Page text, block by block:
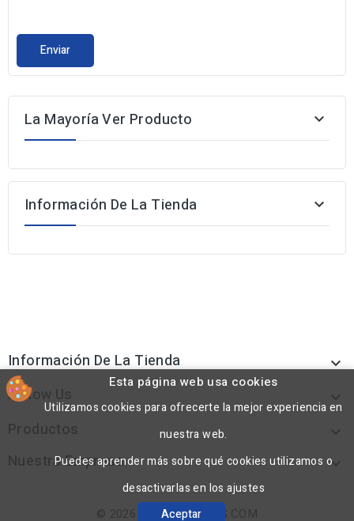
La Mayoría Ver Producto 
Información De La Tienda 
Información De La Tienda 
Follow Us 
Productos 
Nuestra Empresa 
Esta página web usa cookies
Utilizamos cookies para ofrecerte la mejor experiencia en
nuestra web.
Puedes aprender más sobre qué cookies utilizamos o
desactivarlas en los ajustes
Aceptar
© 2026 - POLYFORMAS.COM